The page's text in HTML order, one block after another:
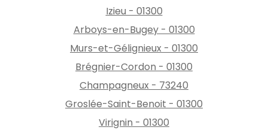
Izieu - 01300
Arboys-en-Bugey - 01300
Murs-et-Gélignieux - 01300
Brégnier-Cordon - 01300
Champagneux - 73240
Groslée-Saint-Benoit - 01300
Virignin - 01300